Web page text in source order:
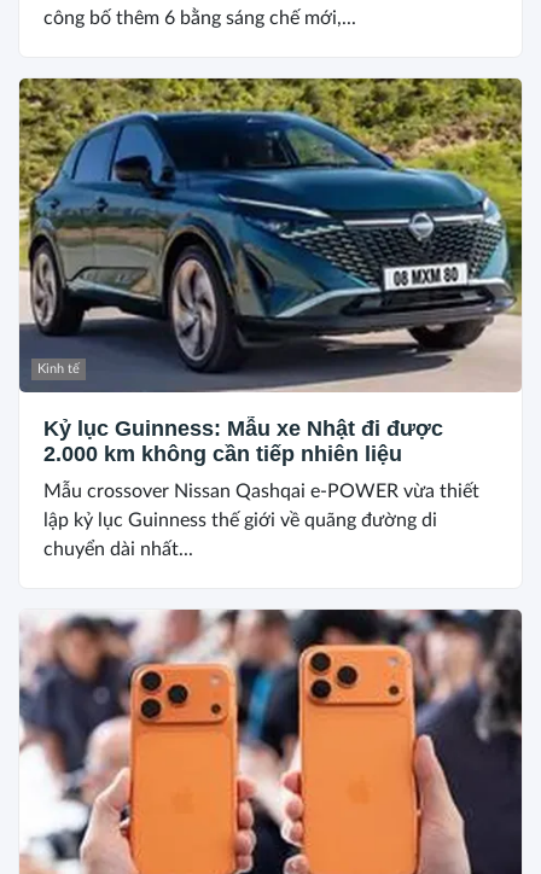
công bố thêm 6 bằng sáng chế mới,...
Kinh tế
Kỷ lục Guinness: Mẫu xe Nhật đi được
2.000 km không cần tiếp nhiên liệu
Mẫu crossover Nissan Qashqai e-POWER vừa thiết
lập kỷ lục Guinness thế giới về quãng đường di
chuyển dài nhất...